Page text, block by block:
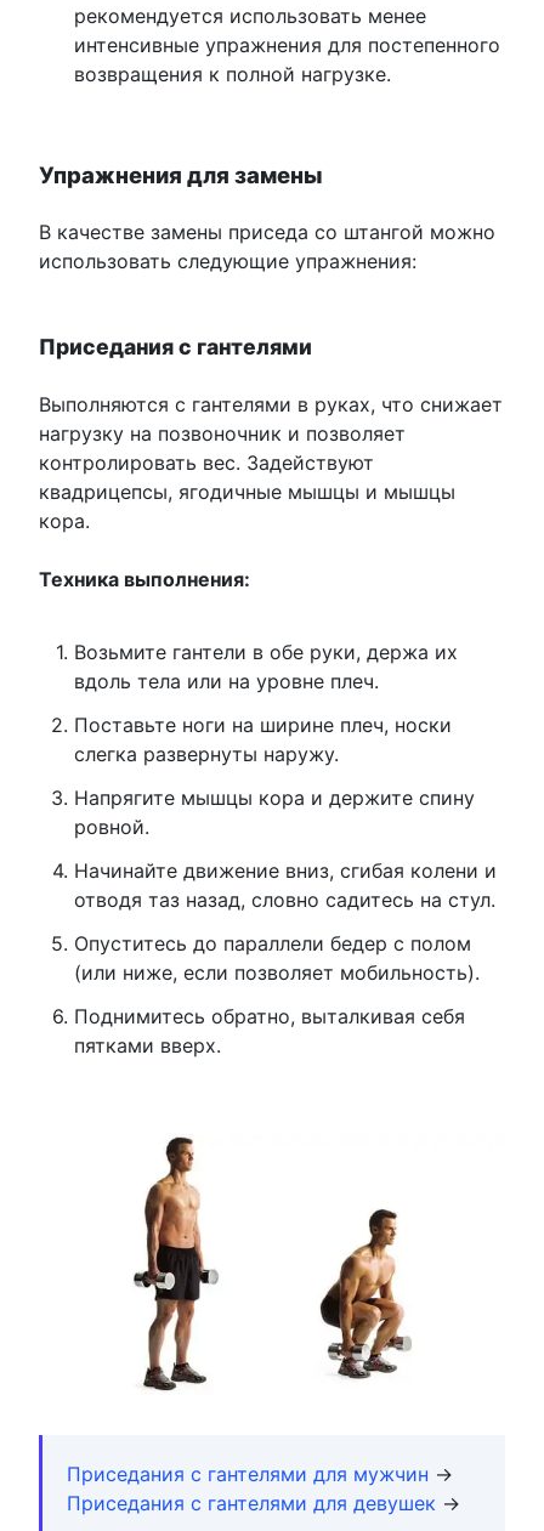
рекомендуется использовать менее
интенсивные упражнения для постепенного
возвращения к полной нагрузке.
Упражнения для замены
В качестве замены приседа со штангой можно
использовать следующие упражнения:
Приседания с гантелями
Выполняются с гантелями в руках, что снижает
нагрузку на позвоночник и позволяет
контролировать вес. Задействуют
квадрицепсы, ягодичные мышцы и мышцы
кора.
Техника выполнения:
Возьмите гантели в обе руки, держа их
вдоль тела или на уровне плеч.
Поставьте ноги на ширине плеч, носки
слегка развернуты наружу.
Напрягите мышцы кора и держите спину
ровной.
Начинайте движение вниз, сгибая колени и
отводя таз назад, словно садитесь на стул.
Опуститесь до параллели бедер с полом
(или ниже, если позволяет мобильность).
Поднимитесь обратно, выталкивая себя
пятками вверх.
Приседания с гантелями для мужчин →
Приседания с гантелями для девушек →